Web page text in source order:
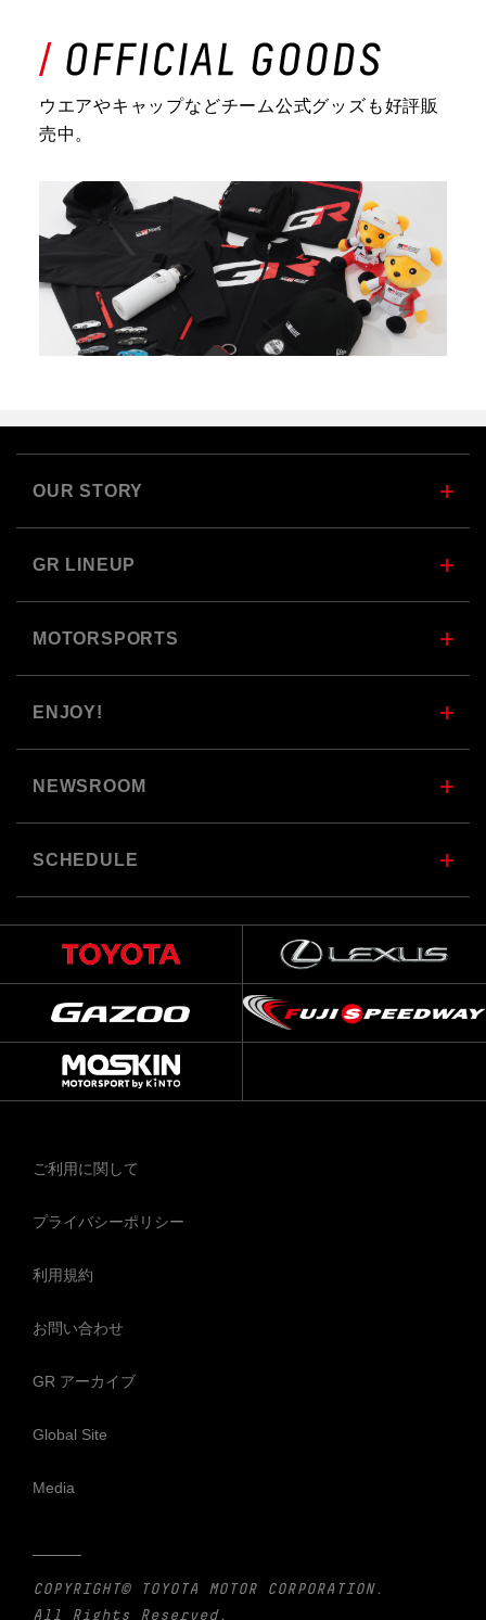
ウエアやキャップなどチーム公式グッズも好評販
売中。
OUR STORY
GR LINEUP
MOTORSPORTS
ENJOY!
NEWSROOM
SCHEDULE
ご利用に関して
プライバシーポリシー
利用規約
お問い合わせ
GR アーカイブ
Global Site
Media
COPYRIGHT© TOYOTA MOTOR CORPORATION.
All Rights Reserved.